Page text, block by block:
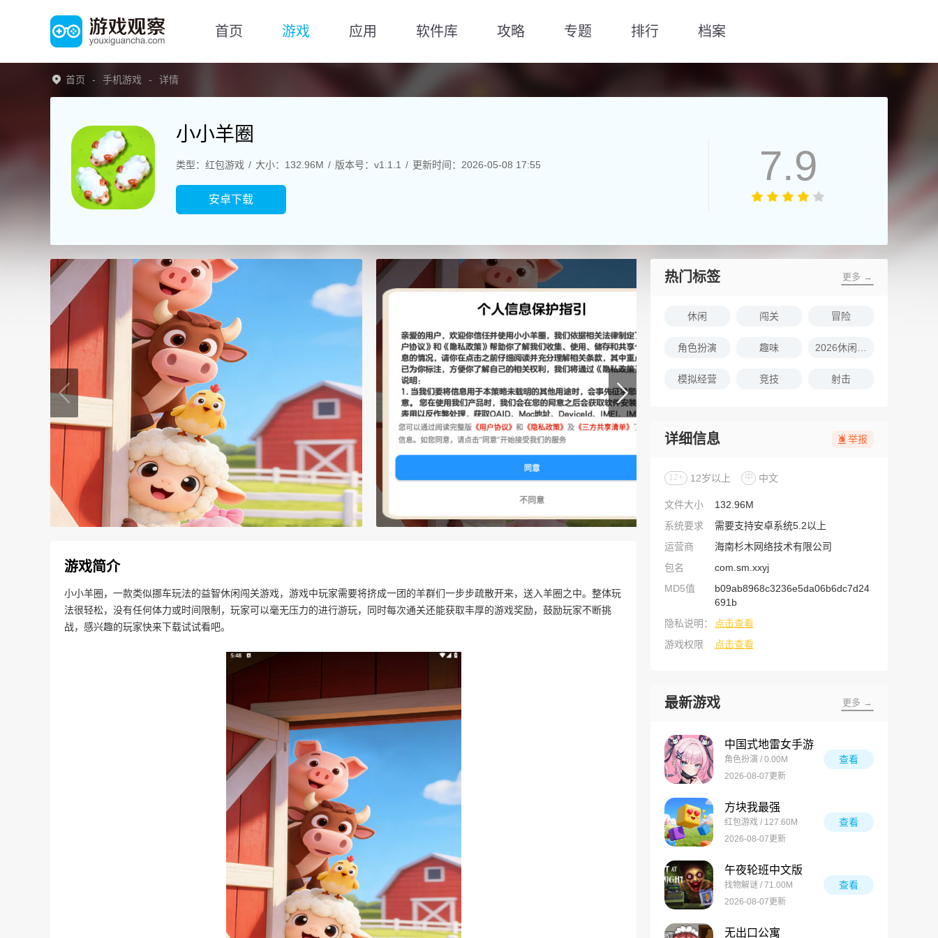
首页 游戏 应用 软件库 攻略 专题 排行 档案
首页 手机游戏 详情
小小羊圈
类型：红包游戏 大小：132.96M 版本号：v1.1.1 更新时间：2026-05-08 17:55
安卓下载
7.9
游戏简介
小小羊圈，一款类似挪车玩法的益智休闲闯关游戏，游戏中玩家需要将挤成一团的羊群们一步步疏散开来，送入羊圈之中。整体玩
法很轻松，没有任何体力或时间限制，玩家可以毫无压力的进行游玩，同时每次通关还能获取丰厚的游戏奖励，鼓励玩家不断挑
战，感兴趣的玩家快来下载试试看吧。
热门标签 更多 →
休闲 闯关 冒险
角色扮演 趣味
模拟经营 竞技 射击
详细信息 举报
12+ 12岁以上 中 中文
文件大小
132.96M
系统要求
需要支持安卓系统5.2以上
运营商
海南杉木网络技术有限公司
包名
com.sm.xxyj
MD5值
b09ab8968c3236e5da06b6dc7d24
691b
隐私说明：
点击查看
游戏权限
点击查看
最新游戏 更多 →
中国式地雷女手游
角色扮演 / 0.00M
2026-08-07更新
查看
方块我最强
红包游戏 / 127.60M
2026-08-07更新
查看
午夜轮班中文版
找物解谜 / 71.00M
2026-08-07更新
查看
无出口公寓